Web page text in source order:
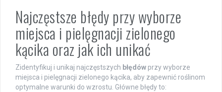
Najczęstsze błędy przy wyborze
miejsca i pielęgnacji zielonego
kącika oraz jak ich unikać
Zidentyfikuj i unikaj najczęstszych błędów przy wyborze
miejsca i pielęgnacji zielonego kącika, aby zapewnić roślinom
optymalne warunki do wzrostu. Główne błędy to: